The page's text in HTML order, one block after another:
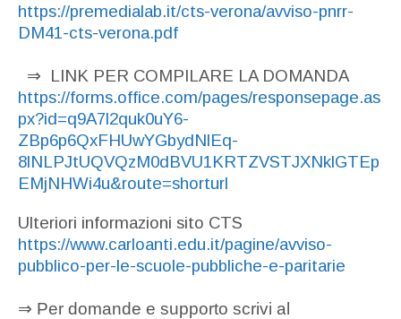
https://premedialab.it/cts-verona/avviso-pnrr-
DM41-cts-verona.pdf
⇒ LINK PER COMPILARE LA DOMANDA
https://forms.office.com/pages/responsepage.as
px?id=q9A7l2quk0uY6-
ZBp6p6QxFHUwYGbydNlEq-
8lNLPJtUQVQzM0dBVU1KRTZVSTJXNklGTEp
EMjNHWi4u&route=shorturl
Ulteriori informazioni sito CTS
https://www.carloanti.edu.it/pagine/avviso-
pubblico-per-le-scuole-pubbliche-e-paritarie
⇒ Per domande e supporto scrivi al